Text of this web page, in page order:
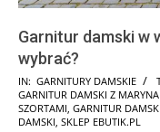
Garnitur damski w
wybrać?
2026-
05-
09
IN: GARNITURY DAMSKIE
GARNITUR DAMSKI Z
SZORTAMI, GARNITUR
DAMSKI, SKLEP EBUTIK.PL